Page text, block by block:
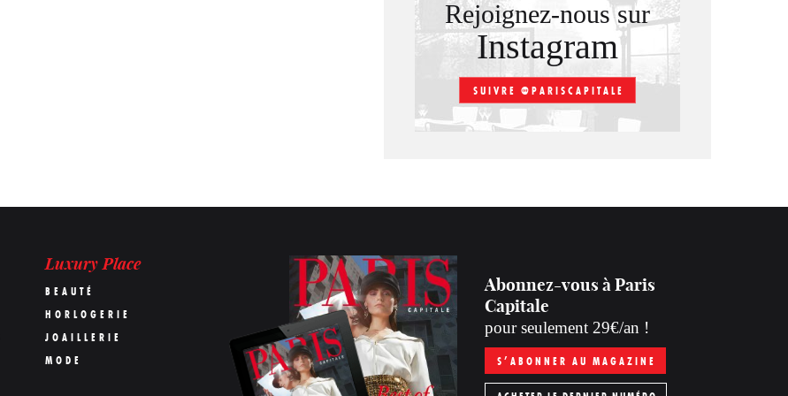
Rejoignez-nous sur
Instagram
SUIVRE @PARISCAPITALE
Luxury Place
BEAUTÉ
HORLOGERIE
JOAILLERIE
MODE
Abonnez-vous à Paris
Capitale
pour seulement 29€/an !
S’ABONNER AU MAGAZINE